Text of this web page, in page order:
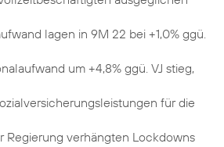
lagen in 9M 22 bei +1,0% ggü.
um +4,8% ggü. VJ stieg,
für die
Regierung verhängten Lockdowns